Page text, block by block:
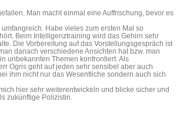
Man macht einmal eine Auffrischung, bevor es
Habe vieles zum ersten Mal so
Beim Intelligenztraining wird das Gehirn sehr
Die Vorbereitung auf das Vorstellungsgespräch ist
danach verschiedene Ansichten hat bzw. man
unbekannten Themen konfrontiert. Als
Ogris geht auf jeden sehr sensibel aber auch
ihm nicht nur das Wesentliche sondern auch sich
hier sehr weiterentwickeln und blicke sicher und
zukünftige Polizistin.